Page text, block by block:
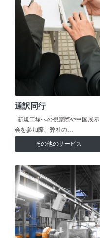
通訳同行
新規工場への視察際や中国展示
会を参加際、弊社の…
その他のサービス